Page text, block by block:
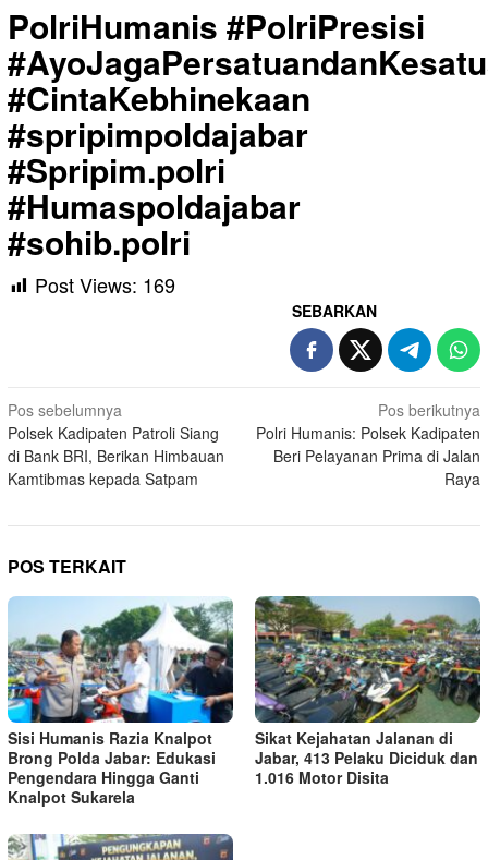
PolriHumanis #PolriPresisi
#CintaKebhinekaan
#spripimpoldajabar
#Spripim.polri
#Humaspoldajabar
#sohib.polri
Post Views: 169
SEBARKAN
Navigasi
pos
Pos sebelumnya
Polsek Kadipaten Patroli Siang
di Bank BRI, Berikan Himbauan
Kamtibmas kepada Satpam
Pos berikutnya
Polri Humanis: Polsek Kadipaten
Beri Pelayanan Prima di Jalan
Raya
POS TERKAIT
Sisi Humanis Razia Knalpot
Brong Polda Jabar: Edukasi
Pengendara Hingga Ganti
Knalpot Sukarela
Sikat Kejahatan Jalanan di
Jabar, 413 Pelaku Diciduk dan
1.016 Motor Disita